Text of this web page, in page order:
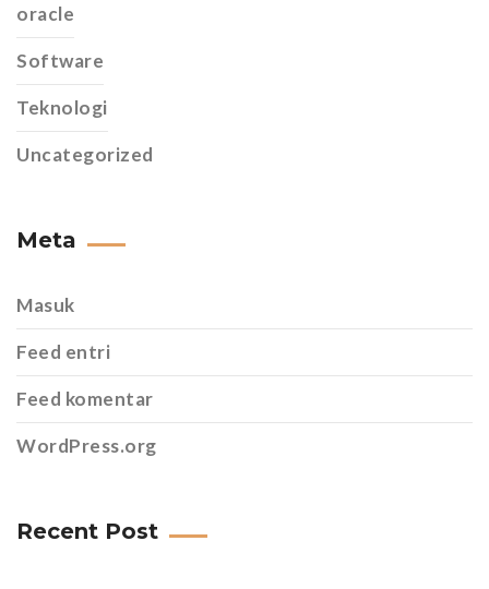
oracle
Software
Teknologi
Uncategorized
Meta
Masuk
Feed entri
Feed komentar
WordPress.org
Recent Post